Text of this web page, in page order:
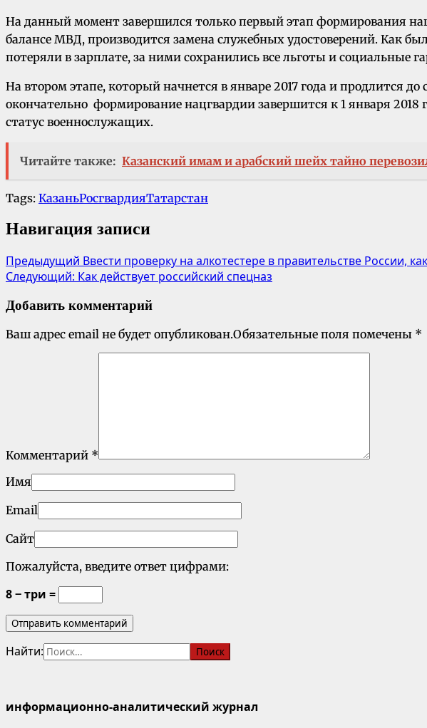
На данный момент завершился только первый этап формирования
балансе МВД, производится замена служебных удостоверений. Как
потеряли в зарплате, за ними сохранились все льготы и социальные
На втором этапе, который начнется в январе 2017 года и продлится
окончательно формирование нацгвардии завершится к 1 января
статус военнослужащих.
Читайте также: Казанский имам и арабский шейх тайно
Tags: КазаньРосгвардияТатарстан
Навигация записи
Предыдущий Ввести проверку на алкотестере в правительстве России,
Следующий: Как действует российский спецназ
Добавить комментарий
Ваш адрес email не будет опубликован.Обязательные поля помечены *
Комментарий *
Имя
Email
Сайт
Пожалуйста, введите ответ цифрами:
8 − три =
Найти:
информационно-аналитический журнал